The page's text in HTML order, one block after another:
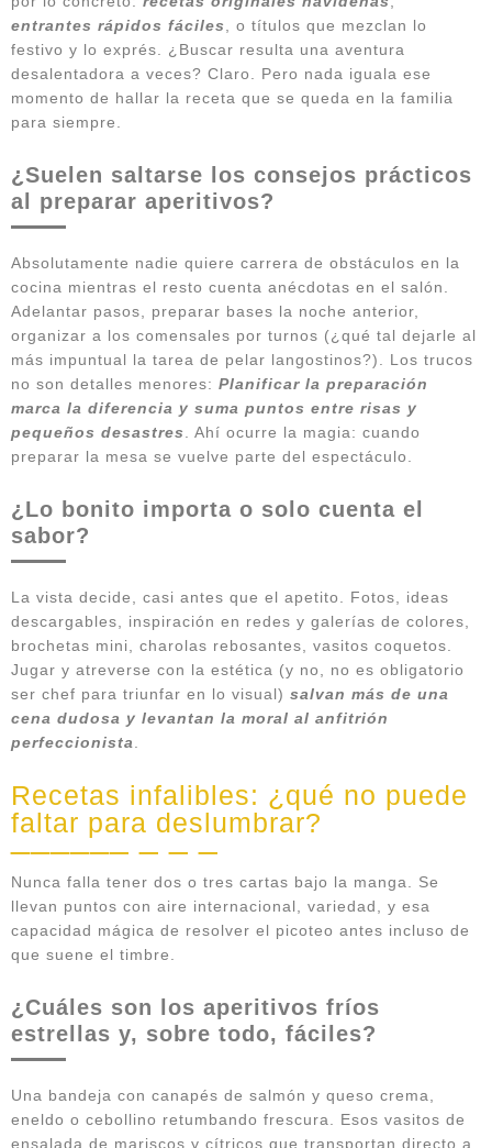
entrantes rápidos fáciles
, o títulos que mezclan lo
festivo y lo exprés. ¿Buscar resulta una aventura
desalentadora a veces? Claro. Pero nada iguala ese
momento de hallar la receta que se queda en la familia
para siempre.
¿Suelen saltarse los consejos prácticos
al preparar aperitivos?
Absolutamente nadie quiere carrera de obstáculos en la
cocina mientras el resto cuenta anécdotas en el salón.
Adelantar pasos, preparar bases la noche anterior,
organizar a los comensales por turnos (¿qué tal dejarle al
más impuntual la tarea de pelar langostinos?). Los trucos
no son detalles menores: Planificar la preparación
marca la diferencia y suma puntos entre risas y
pequeños desastres
. Ahí ocurre la magia: cuando
preparar la mesa se vuelve parte del espectáculo.
¿Lo bonito importa o solo cuenta el
sabor?
La vista decide, casi antes que el apetito. Fotos, ideas
descargables, inspiración en redes y galerías de colores,
brochetas mini, charolas rebosantes, vasitos coquetos.
Jugar y atreverse con la estética (y no, no es obligatorio
ser chef para triunfar en lo visual) salvan más de una
cena dudosa y levantan la moral al anfitrión
perfeccionista
Recetas infalibles: ¿qué no puede
faltar para deslumbrar?
Nunca falla tener dos o tres cartas bajo la manga. Se
llevan puntos con aire internacional, variedad, y esa
capacidad mágica de resolver el picoteo antes incluso de
que suene el timbre.
¿Cuáles son los aperitivos fríos
estrellas y, sobre todo, fáciles?
Una bandeja con canapés de salmón y queso crema,
eneldo o cebollino retumbando frescura. Esos vasitos de
ensalada de mariscos y cítricos que transportan directo a